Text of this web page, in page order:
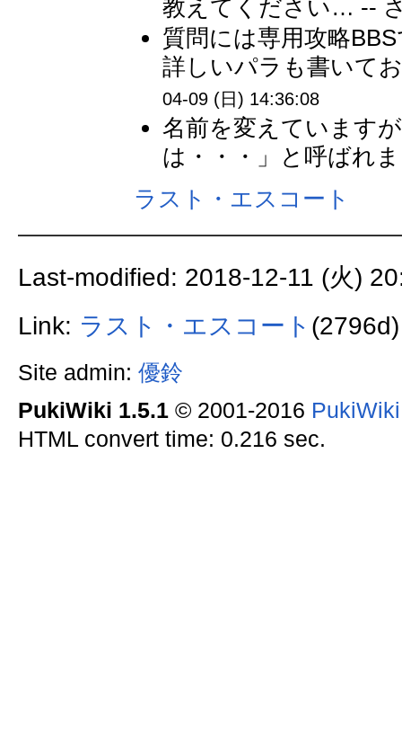
教えてください… --
質問には専用攻略
詳しいパラも書いて
04-09 (日) 14:36:08
名前を変えています
は・・・」と呼ばれ
ラスト・エスコート
Last-modified: 2018-12-11 (火)
Link: ラスト・エスコート (2796d)
Site admin: 優鈴
PukiWiki 1.5.1© 2001-2016
HTML convert time: 0.216 sec.